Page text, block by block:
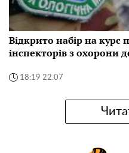
Відкрито набір на курс
інспекторів з охорони
18:19 22.07